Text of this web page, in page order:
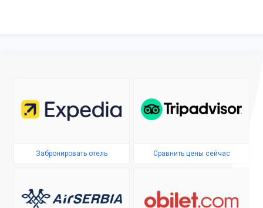
Забронировать отель Сравнить цены сейчас